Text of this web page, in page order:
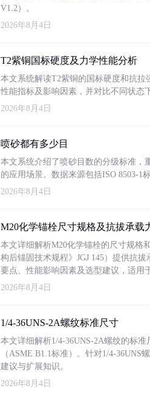
V1.2）。
2026年8月4日
T2紫铜国标硬度及力学性能分析
本文系统解读T2紫铜的国标硬度和抗拉
性能指标及影响因素，并对比不同状态
2026年8月4日
喷砂都有多少目
本文系统介绍了喷砂目数的分级标准，
的应用场景。数据来源包括ISO 8503-1
2026年8月4日
M20化学锚栓尺寸规格及抗拔承载
本文详细解析M20化学锚栓的尺寸规格
构后锚固技术规程》JGJ 145）提供抗
要点、性能影响因素及选型建议，适用
2026年8月4日
1/4-36UNS-2A螺纹标准尺寸
本文详细解析1/4-36UNS-2A螺纹的标
（ASME B1.1标准）。针对1/4-
建议与扩展知识。
2026年8月4日